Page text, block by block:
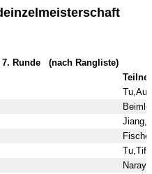
Runde (nach Rangliste)